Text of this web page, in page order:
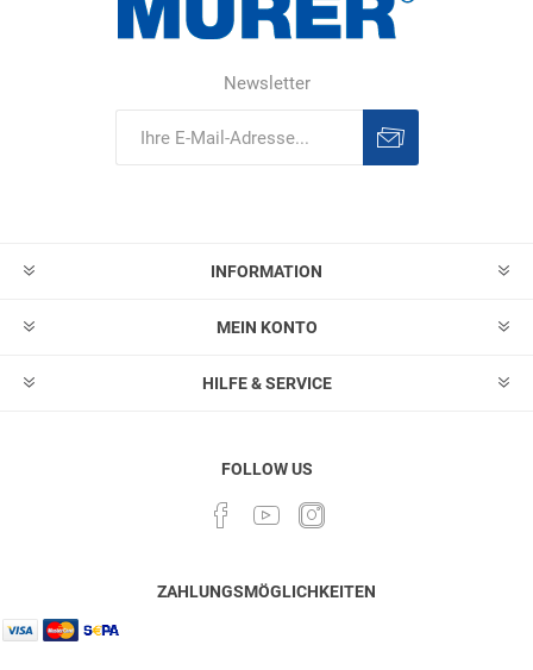
Newsletter
INFORMATION
MEIN KONTO
HILFE & SERVICE
FOLLOW US
ZAHLUNGSMÖGLICHKEITEN